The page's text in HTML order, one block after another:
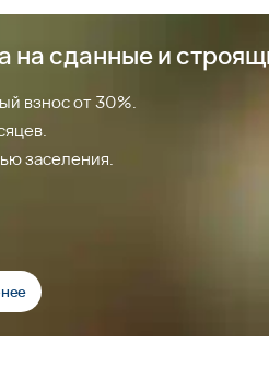
на сданные и
взнос от 30%.
заселения.